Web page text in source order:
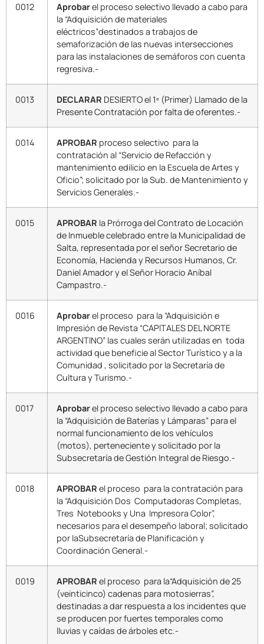
0012 Aprobarel proceso selectivo llevado a cabo para
la “Adquisición de materiales
eléctricos”destinados a trabajos de
semaforización de las nuevas intersecciones
para las instalaciones de semáforos con cuenta
regresiva.-
0013 DECLARAR DESIERTO el 1º (Primer) Llamado de la
Presente Contratación por falta de oferentes.-
0014 APROBAR proceso selectivo para la
contratación al “Servicio de Refacción y
mantenimiento edilicio en la Escuela de Artes y
Oficio”; solicitado por la Sub. de Mantenimiento y
Servicios Generales.-
0015 APROBAR la Prórroga del Contrato de Locación
de Inmueble celebrado entre la Municipalidad de
Salta, representada por el señor Secretario de
Economía, Hacienda y Recursos Humanos, Cr.
Daniel Amador y el Señor Horacio Aníbal
Campastro.-
0016 Aprobarel proceso para la “Adquisición e
Impresión de Revista “CAPITALES DEL NORTE
ARGENTINO” las cuales serán utilizadas en toda
actividad que beneficie al Sector Turístico y a la
Comunidad , solicitado por la Secretaría de
Cultura y Turismo.-
0017 Aprobarel proceso selectivo llevado a cabo para
la “Adquisición de Baterías y Lámparas” para el
normal funcionamiento de los vehículos
(motos), perteneciente y solicitado por la
Subsecretaría de Gestión Integral de Riesgo.-
0018 APROBAR el proceso para la contratación para
la “Adquisición Dos Computadoras Completas,
Tres Notebooks y Una Impresora Color”,
necesarios para el desempeño laboral; solicitado
por laSubsecretaría de Planificación y
Coordinación General.-
0019 APROBAR el proceso para la“Adquisición de 25
(veinticinco) cadenas para motosierras”,
destinadas a dar respuesta a los incidentes que
se producen por fuertes temporales como
lluvias y caídas de árboles etc.-